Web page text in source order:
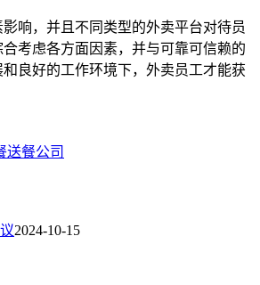
响，并且不同类型的外卖平台对待员
考虑各方面因素，并与可靠可信赖的
良好的工作环境下，外卖员工才能获
送餐公司
2024-10-15